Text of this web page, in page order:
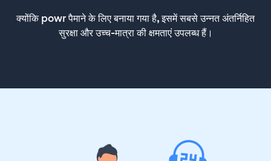
क्योंकि powr पैमाने के लिए बनाया गया है, इसमें सबसे उन्नत अंतर्निहित
सुरक्षा और उच्च-मात्रा की क्षमताएं उपलब्ध हैं।